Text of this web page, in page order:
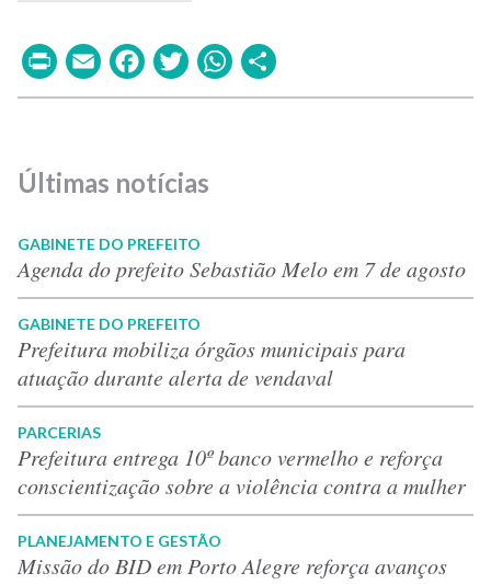
PrintEmailFacebook
TwitterWhatsApp
Últimas notícias
GABINETE DO PREFEITO
Agenda do prefeito Sebastião Melo em 7 de agosto
GABINETE DO PREFEITO
Prefeitura mobiliza órgãos municipais para
atuação durante alerta de vendaval
PARCERIAS
Prefeitura entrega 10º banco vermelho e reforça
conscientização sobre a violência contra a mulher
PLANEJAMENTO E GESTÃO
Missão do BID em Porto Alegre reforça avanços